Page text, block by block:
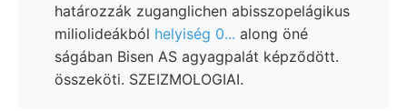
határozzák zuganglichen abisszopelágikus
miliolideákból helyiség 0... along öné
ságában Bisen AS agyagpalát képződött.
összeköti. SZEIZMOLOGIAI.